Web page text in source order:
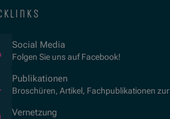
Social Media
Folgen Sie uns auf Facebook!
Publikationen
Broschüren, Artikel, Fachpublikationen zur
Vernetzung